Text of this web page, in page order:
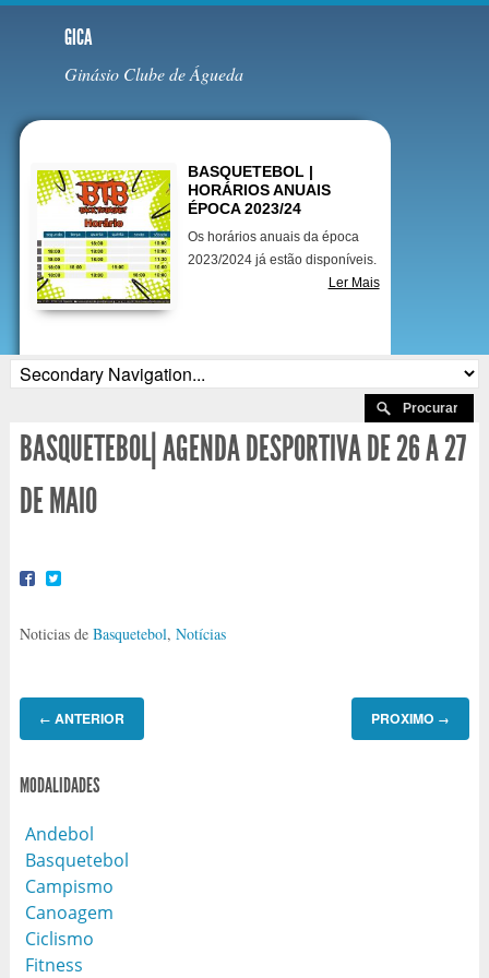
GICA
Ginásio Clube de Águeda
BASQUETEBOL |
HORÁRIOS ANUAIS
ÉPOCA 2023/24
Os horários anuais da época
2023/2024 já estão disponíveis.
Ler Mais
BASQUETEBOL| AGENDA DESPORTIVA DE 26 A 27
DE MAIO
Noticias de Basquetebol, Notícias
← ANTERIOR PROXIMO →
MODALIDADES
Andebol
Basquetebol
Campismo
Canoagem
Ciclismo
Fitness